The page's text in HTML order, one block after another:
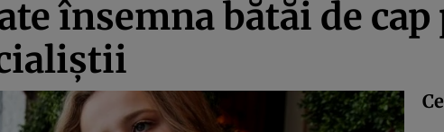
însemna bătăi de